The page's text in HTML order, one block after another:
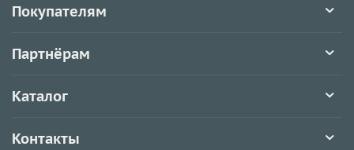
Покупателям
Партнёрам
Каталог
Контакты